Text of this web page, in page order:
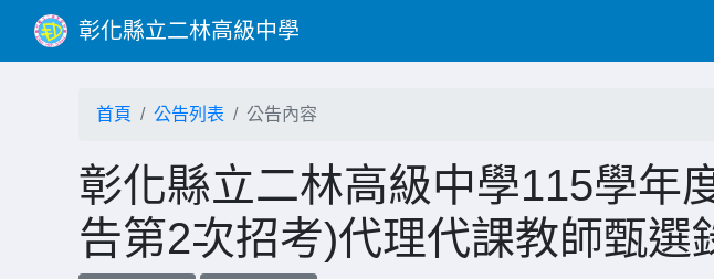
彰化縣立二林高級中學
首頁 公告列表 公告內容
彰化縣立二林高級中學115學年
告第2次招考)代理代課教師甄選